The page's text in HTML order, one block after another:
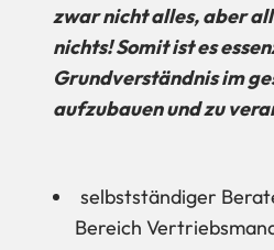
zwar nicht alles, aber
nichts! Somit ist es
Grundverständnis im
aufzubauen und zu
selbstständiger
Bereich